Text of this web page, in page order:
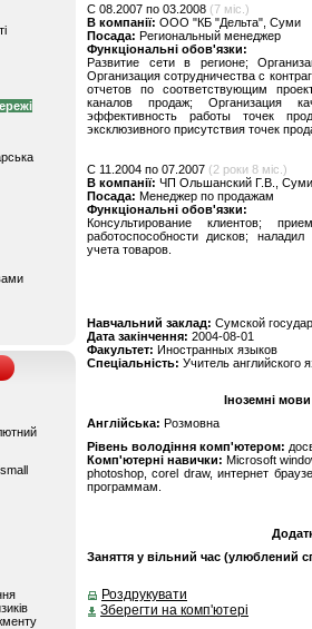
C 08.2007 по 03.2008 (7 міс.)
В компанії: ООО "КБ "Дельта", Суми
Посада: Региональный менеджер
Функціональні обов'язки:
Развитие сети в регионе;
Организация сотрудничества с
отчетов по соответствующим
каналов продаж; Организация
эффективность работы точек
эксклюзивного присутствия точек
C 11.2004 по 07.2007 (2 роки 8 міс.)
В компанії: ЧП Ольшанский Г.В., Суми
Посада: Менеджер по продажам
Функціональні обов'язки:
Консультирование клиентов;
работоспособности дисков;
учета товаров.
Навчальний заклад: Сумской
Дата закінчення: 2004-08-01
Факультет: Иностранных языков
Спеціальність: Учитель английского
Іноземні
Англійська: Розмовна
Рівень володіння комп'ютером:
Комп'ютерні навички: Microsoft
photoshop, corel draw, интернет
программам.
Заняття у вільний час (улюблений
Роздрукувати
Зберегти на комп'ютері